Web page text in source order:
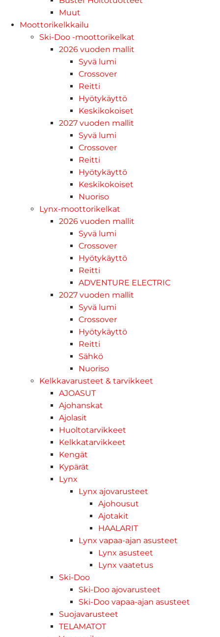
Muut
Moottorikelkkailu
Ski-Doo -moottorikelkat
2026 vuoden mallit
Syvä lumi
Crossover
Reitti
Hyötykäyttö
Keskikokoiset
2027 vuoden mallit
Syvä lumi
Crossover
Reitti
Hyötykäyttö
Keskikokoiset
Nuoriso
Lynx-moottorikelkat
2026 vuoden mallit
Syvä lumi
Crossover
Hyötykäyttö
Reitti
ADVENTURE ELECTRIC
2027 vuoden mallit
Syvä lumi
Crossover
Hyötykäyttö
Reitti
Sähkö
Nuoriso
Kelkkavarusteet & tarvikkeet
AJOASUT
Ajohanskat
Ajolasit
Huoltotarvikkeet
Kelkkatarvikkeet
Kengät
Kypärät
Lynx
Lynx ajovarusteet
Ajohousut
Ajotakit
HAALARIT
Lynx vapaa-ajan asusteet
Lynx asusteet
Lynx vaatetus
Ski-Doo
Ski-Doo ajovarusteet
Ski-Doo vapaa-ajan asusteet
Suojavarusteet
TELAMATOT